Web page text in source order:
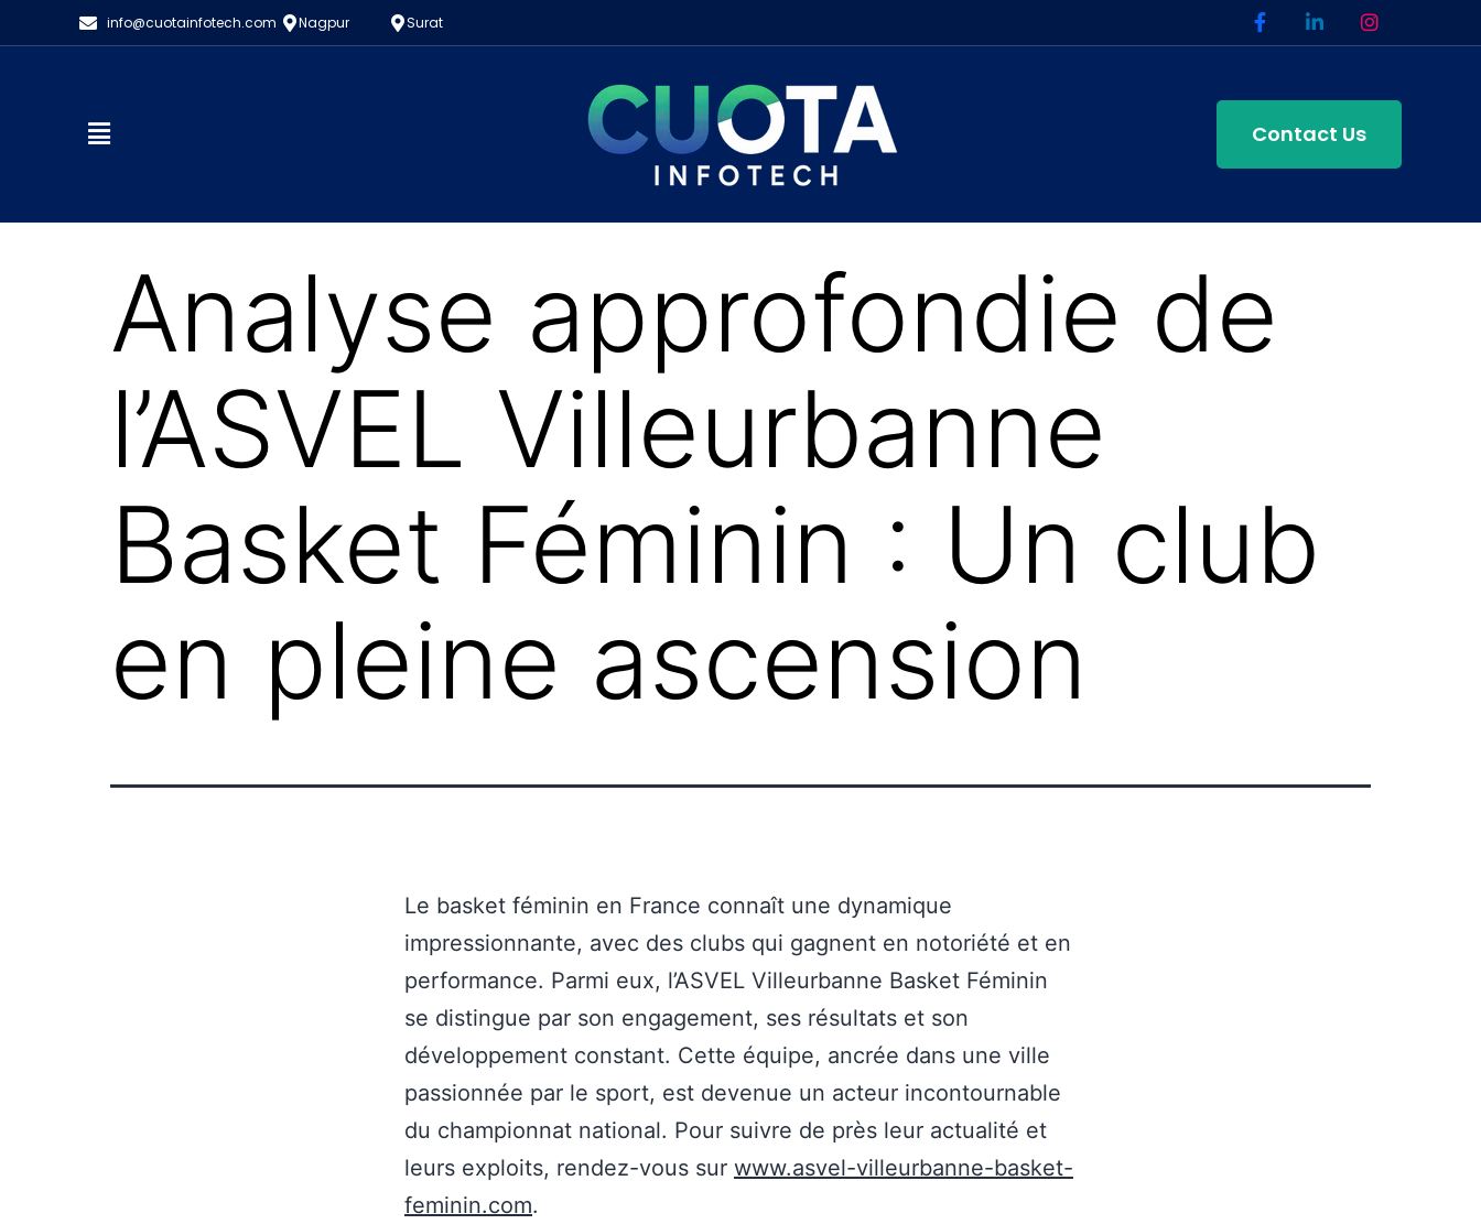
info@cuotainfotech.com Nagpur Surat
Contact Us
Analyse approfondie de
l’ASVEL Villeurbanne
Basket Féminin : Un club
en pleine ascension
Le basket féminin en France connaît une dynamique
impressionnante, avec des clubs qui gagnent en notoriété et en
performance. Parmi eux, l’ASVEL Villeurbanne Basket Féminin
se distingue par son engagement, ses résultats et son
développement constant. Cette équipe, ancrée dans une ville
passionnée par le sport, est devenue un acteur incontournable
du championnat national. Pour suivre de près leur actualité et
leurs exploits, rendez-vous sur www.asvel-villeurbanne-basket-
feminin.com.